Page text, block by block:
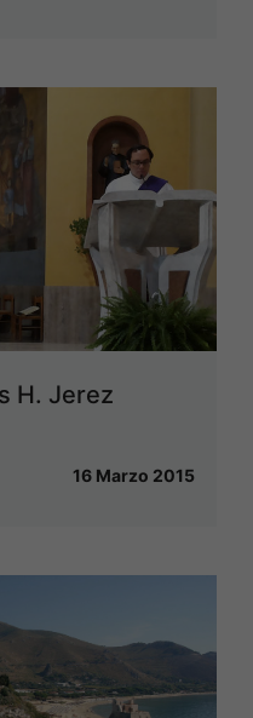
H. Jerez
16 Marzo 2015